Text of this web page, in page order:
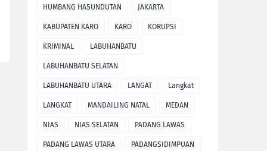
HUMBANG HASUNDUTAN JAKARTA
KABUPATEN KARO KARO KORUPSI
KRIMINAL LABUHANBATU
LABUHANBATU SELATAN
LABUHANBATU UTARA LANGAT Langkat
LANGKAT MANDAILING NATAL MEDAN
NIAS NIAS SELATAN PADANG LAWAS
PADANG LAWAS UTARA PADANGSIDIMPUAN